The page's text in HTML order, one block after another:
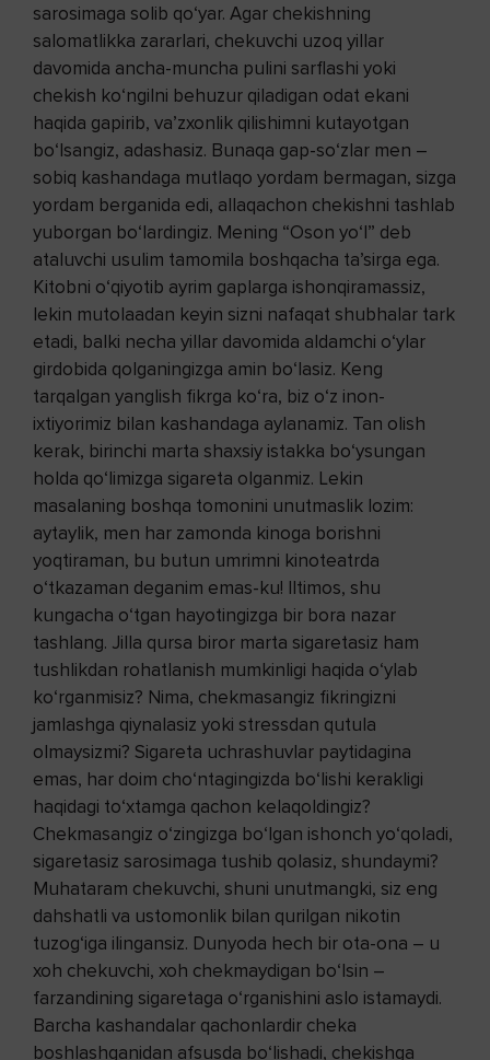
sarosimaga solib qo‘yar. Agar chekishning
salomatlikka zararlari, chekuvchi uzoq yillar
davomida ancha-muncha pulini sarf­lashi yoki
chekish ko‘ngilni behuzur qiladigan odat ekani
haqida gapirib, va’z­xonlik qilishimni kutayotgan
bo‘lsangiz, adashasiz. Bunaqa gap-so‘zlar men –
sobiq kashandaga mutlaqo yordam bermagan, sizga
yordam berganida edi, allaqachon chekishni tashlab
yuborgan bo‘lardingiz. Mening “Oson yo‘l” deb
ataluvchi usulim tamomila boshqacha ta’sirga ega.
Kitobni o‘qiyotib ayrim gaplarga ishonqiramassiz,
lekin mutolaadan keyin sizni nafaqat shubhalar tark
etadi, balki necha yillar davomida aldamchi o‘ylar
girdobida qolganingizga amin bo‘lasiz. Keng
tarqalgan yanglish fikrga ko‘ra, biz o‘z inon-
ixtiyorimiz bilan kashandaga aylanamiz. Tan olish
kerak, birinchi marta shaxsiy istakka bo‘ysungan
holda qo‘limizga sigareta olganmiz. Lekin
masalaning boshqa tomonini unutmaslik lozim:
aytaylik, men har zamonda kinoga borishni
yoqtiraman, bu butun umrimni kinoteatrda
o‘tkazaman deganim emas-ku! Iltimos, shu
kungacha o‘tgan hayotingizga bir bora nazar
tashlang. Jilla qursa biror marta sigaretasiz ham
tush­likdan rohatlanish mumkinligi haqida o‘ylab
ko‘rganmisiz? Nima, chekmasangiz fikringizni
jamlashga qiynalasiz yoki stressdan qutula
olmaysizmi? Sigareta uchrashuvlar paytidagina
emas, har doim cho‘ntagingizda bo‘­lishi kerakligi
haqidagi to‘xtamga qa­chon kelaqoldingiz?
Chekmasangiz o‘zingizga bo‘lgan ishonch yo‘qoladi,
sigaretasiz sarosimaga tushib qolasiz, shundaymi?
Muhataram chekuvchi, shuni unutmangki, siz eng
dahshatli va ustomonlik bilan qurilgan nikotin
tuzog‘iga ilingansiz. Dunyoda hech bir ota-ona – u
xoh chekuvchi, xoh chekmaydigan bo‘l­sin –
farzandining sigaretaga o‘rganishini aslo istamaydi.
Barcha kashandalar qachonlardir cheka
boshlashganidan afsusda bo‘lishadi, chekishga